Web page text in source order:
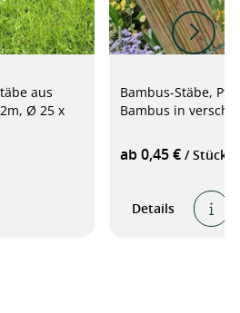
aus
Ø 25 x
Bambus-Stäbe,
Bambus in
ab 0,45 € / Stück
Details